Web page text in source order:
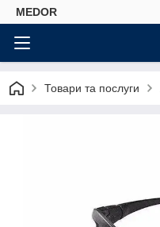
MEDOR
Товари та послуги